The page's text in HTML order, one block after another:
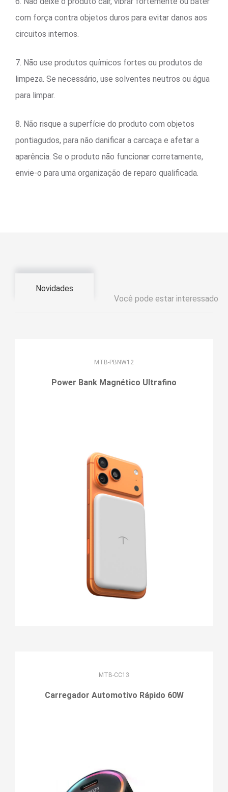
com força contra objetos duros para evitar danos aos
circuitos internos.
7. Não use produtos químicos fortes ou produtos de
limpeza. Se necessário, use solventes neutros ou água
para limpar.
8. Não risque a superfície do produto com objetos
pontiagudos, para não danificar a carcaça e afetar a
aparência. Se o produto não funcionar corretamente,
envie-o para uma organização de reparo qualificada.
Novidades
Você pode estar interessado
MTB-PBNW12
Power Bank Magnético Ultrafino
MTB-CC13
Carregador Automotivo Rápido 60W